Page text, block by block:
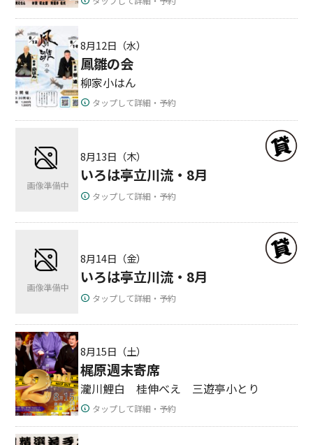
8月12日（水）
鳳雛の会
柳家小はん
タップして詳細・予約
8月13日（木）
いろは亭立川流・8月
タップして詳細・予約
8月14日（金）
いろは亭立川流・8月
タップして詳細・予約
8月15日（土）
梶原週末寄席
瀧川鯉白 桂伸べえ 三遊亭小とり
タップして詳細・予約